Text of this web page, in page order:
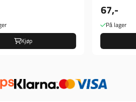
Kjøp
67,-
På lager